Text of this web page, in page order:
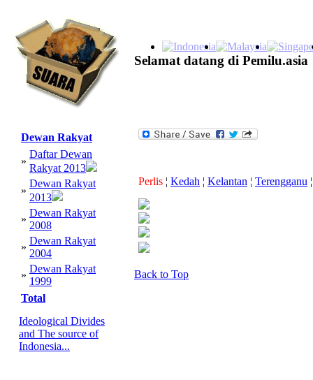
Selamat datang di Pemilu.asia
Dewan Rakyat
»
Daftar Dewan
Rakyat 2013
»
Dewan Rakyat
2013
»
Dewan Rakyat
2008
»
Dewan Rakyat
2004
»
Dewan Rakyat
1999
Total
Ideological Divides
and The source of
Indonesia...
Perlis ¦ Kedah ¦ Kelantan ¦ Terengganu ¦
Back to Top